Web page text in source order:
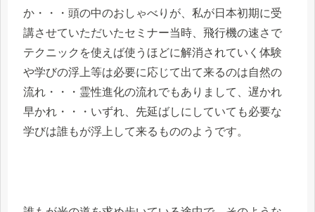
か・・・頭の中のおしゃべりが、私が日本初期に受
講させていただいたセミナー当時、飛行機の速さで
テクニックを使えば使うほどに解消されていく体験
や学びの浮上等は必要に応じて出て来るのは自然の
流れ・・・霊性進化の流れでもありまして、遅かれ
早かれ・・・いずれ、先延ばしにしていても必要な
学びは誰もが浮上して来るもののようです。